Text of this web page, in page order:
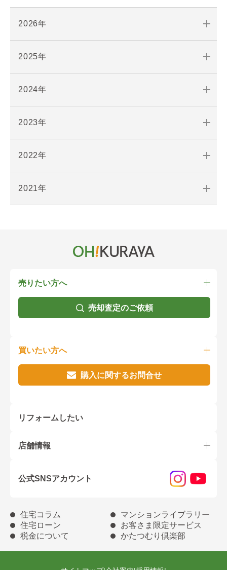
2026年
2025年
2024年
2023年
2022年
2021年
売りたい方へ
売却査定のご依頼
買いたい方へ
購入に関するお問合せ
リフォームしたい
店舗情報
公式SNSアカウント
住宅コラム
マンションライブラリー
住宅ローン
お客さま限定サービス
税金について
かたつむり倶楽部